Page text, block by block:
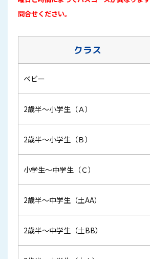
問合せください。
クラス
ベビー
2歳半～小学生（Ａ）
2歳半～小学生（Ｂ）
小学生～中学生（Ｃ）
2歳半～中学生（土AA）
2歳半～中学生（土BB）